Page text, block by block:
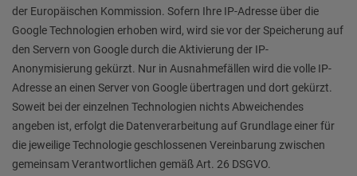
der Europäischen Kommission. Sofern Ihre IP-Adresse über die
Google Technologien erhoben wird, wird sie vor der Speicherung auf
den Servern von Google durch die Aktivierung der IP-
Anonymisierung gekürzt. Nur in Ausnahmefällen wird die volle IP-
Adresse an einen Server von Google übertragen und dort gekürzt.
Soweit bei der einzelnen Technologien nichts Abweichendes
angeben ist, erfolgt die Datenverarbeitung auf Grundlage einer für
die jeweilige Technologie geschlossenen Vereinbarung zwischen
gemeinsam Verantwortlichen gemäß Art. 26 DSGVO.